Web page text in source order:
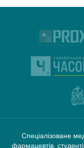
Спеціалізоване
фармацевтів,